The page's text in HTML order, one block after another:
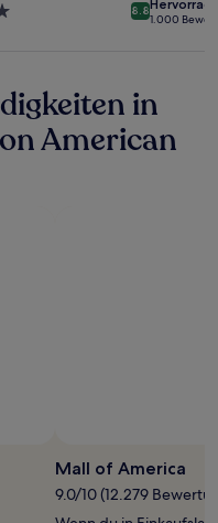
8.8
1.000
in
American
Mall of America
9.0/10 (12.279